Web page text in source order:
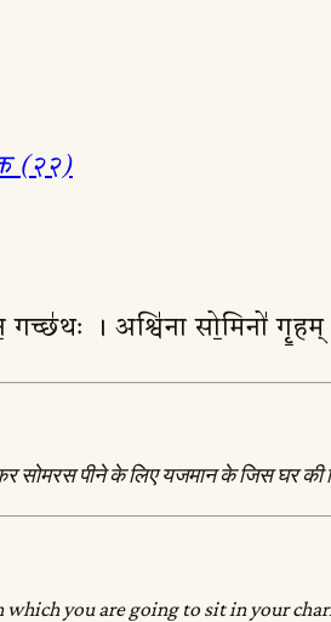
(२२)
गच्छ॑थः । अश्वि॑ना सो॒मिनो॑
सोमरस पीने के लिए यजमान के जिस घर की
you are going to sit in your